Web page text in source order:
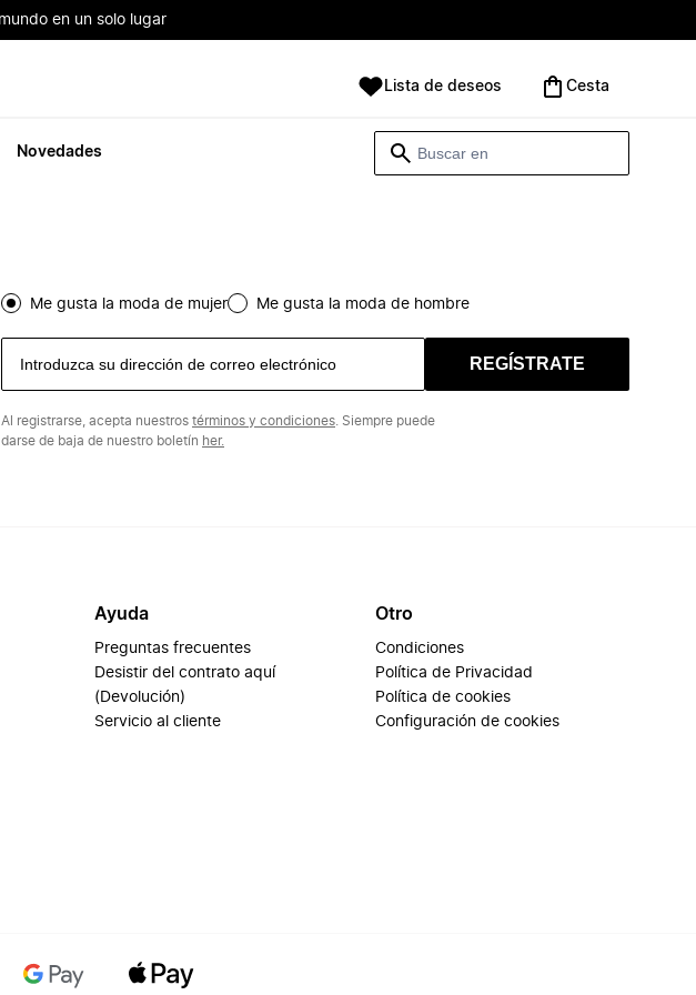
en un solo lugar
Novedades
Lista de deseos Cesta
Me gusta la moda de mujer Me gusta la moda de hombre
REGÍSTRATE
Al registrarse, acepta nuestros términos y condiciones . Siempre puede
darse de baja de nuestro boletín her.
Ayuda
Preguntas frecuentes
Desistir del contrato aquí
(Devolución)
Servicio al cliente
Otro
Condiciones
Política de Privacidad
Política de cookies
Configuración de cookies